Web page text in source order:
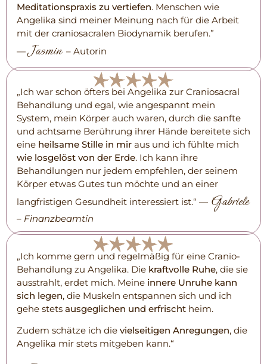
Meditationspraxis zu vertiefen. Menschen wie
Angelika sind meiner Meinung nach für die Arbeit
mit der craniosacralen Biodynamik berufen.”
—Jasmin– Autorin
„Ich war schon öfters bei Angelika zur Craniosacral
Behandlung und egal, wie angespannt mein
System, mein Körper auch waren, durch die sanfte
und achtsame Berührung ihrer Hände bereitete sich
eine heilsame Stille in mir aus und ich fühlte mich
wie losgelöst von der Erde. Ich kann ihre
Behandlungen nur jedem empfehlen, der seinem
Körper etwas Gutes tun möchte und an einer
langfristigen Gesundheit interessiert ist.“ — Gabriele
– Finanzbeamtin
„Ich komme gern und regelmäßig für eine Cranio-
Behandlung zu Angelika. Die kraftvolle Ruhe, die sie
ausstrahlt, erdet mich. Meine innere Unruhe kann
sich legen, die Muskeln entspannen sich und ich
gehe stets ausgeglichen und erfrischt heim.
Zudem schätze ich die vielseitigen Anregungen, die
Angelika mir stets mitgeben kann.“